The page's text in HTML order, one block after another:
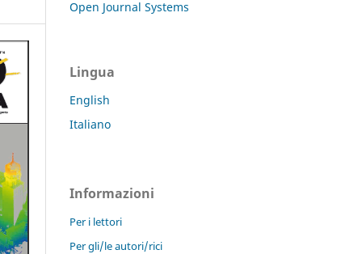
Open Journal Systems
Lingua
English
Italiano
Informazioni
Per i lettori
Per gli/le autori/rici